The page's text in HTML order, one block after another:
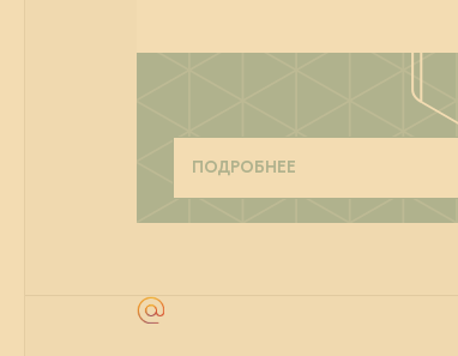
ПОДРОБНЕЕ